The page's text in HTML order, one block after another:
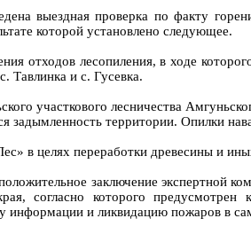
выездная проверка по факту
которой установлено следующее.
отходов лесопиления, в ходе
Тавлинка и с. Гусевка.
участкового лесничества
задымленность территории. Опилки
в целях переработки древесины и
заключение экспертной
согласно которого
информации и ликвидацию пожаров в